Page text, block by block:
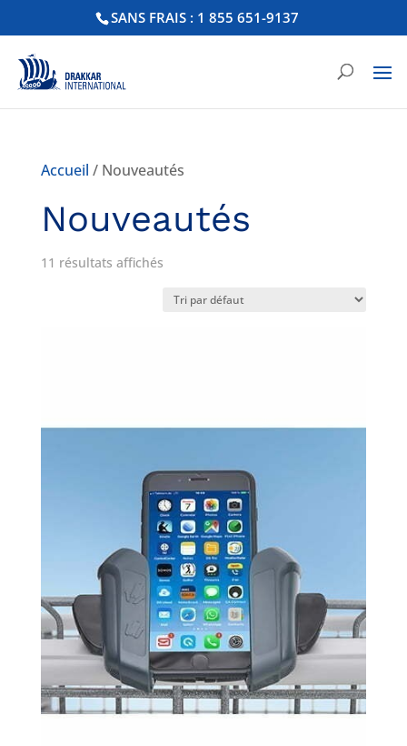
SANS FRAIS : 1 855 651-9137
Accueil / Nouveautés
Nouveautés
11 résultats affichés